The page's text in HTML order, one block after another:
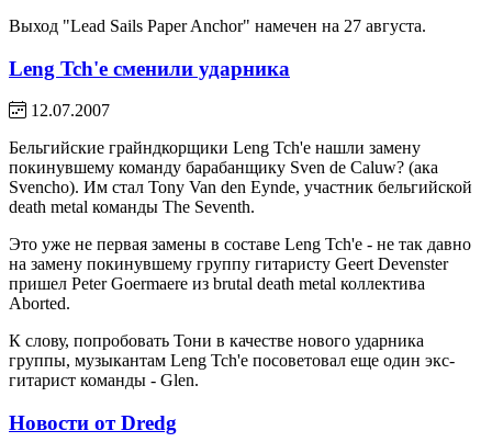
Выход "Lead Sails Paper Anchor" намечен на 27 августа.
Leng Tch'e сменили ударника
12.07.2007
Бельгийские грайндкорщики Leng Tch'e нашли замену
покинувшему команду барабанщику Sven de Caluw? (ака
Svencho). Им стал Tony Van den Eynde, участник бельгийской
death metal команды The Seventh.
Это уже не первая замены в составе Leng Tch'e - не так давно
на замену покинувшему группу гитаристу Geert Devenster
пришел Peter Goermaere из brutal death metal коллектива
Aborted.
К слову, попробовать Тони в качестве нового ударника
группы, музыкантам Leng Tch'e посоветовал еще один экс-
гитарист команды - Glen.
Новости от Dredg